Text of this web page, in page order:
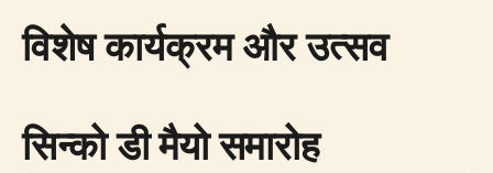
विशेष कार्यक्रम और उत्सव
सिन्को डी मैयो समारोह